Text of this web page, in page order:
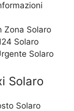
Zona Solaro
Solaro
Solaro
Solaro
Solaro